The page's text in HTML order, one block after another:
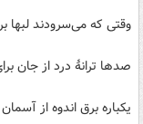
وقتی که می‌­سرودند لب­ها
صدها ترانۀ درد از جان
یکباره برق اندوه از